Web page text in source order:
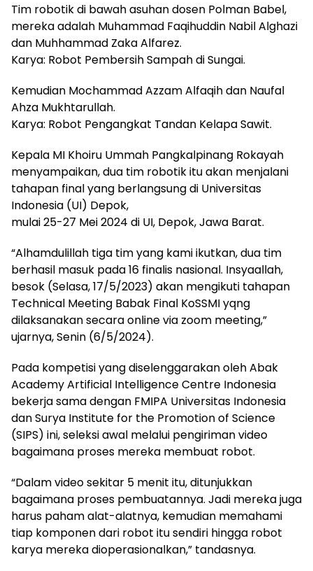
Tim robotik di bawah asuhan dosen Polman Babel,
mereka adalah Muhammad Faqihuddin Nabil Alghazi
dan Muhhammad Zaka Alfarez.
Karya: Robot Pembersih Sampah di Sungai.
Kemudian Mochammad Azzam Alfaqih dan Naufal
Ahza Mukhtarullah.
Karya: Robot Pengangkat Tandan Kelapa Sawit.
Kepala MI Khoiru Ummah Pangkalpinang Rokayah
menyampaikan, dua tim robotik itu akan menjalani
tahapan final yang berlangsung di Universitas
Indonesia (UI) Depok,
mulai 25-27 Mei 2024 di UI, Depok, Jawa Barat.
“Alhamdulillah tiga tim yang kami ikutkan, dua tim
berhasil masuk pada 16 finalis nasional. Insyaallah,
besok (Selasa, 17/5/2023) akan mengikuti tahapan
Technical Meeting Babak Final KoSSMI yqng
dilaksanakan secara online via zoom meeting,”
ujarnya, Senin (6/5/2024).
Pada kompetisi yang diselenggarakan oleh Abak
Academy Artificial Intelligence Centre Indonesia
bekerja sama dengan FMIPA Universitas Indonesia
dan Surya Institute for the Promotion of Science
(SIPS) ini, seleksi awal melalui pengiriman video
bagaimana proses mereka membuat robot.
“Dalam video sekitar 5 menit itu, ditunjukkan
bagaimana proses pembuatannya. Jadi mereka juga
harus paham alat-alatnya, kemudian memahami
tiap komponen dari robot itu sendiri hingga robot
karya mereka dioperasionalkan,” tandasnya.